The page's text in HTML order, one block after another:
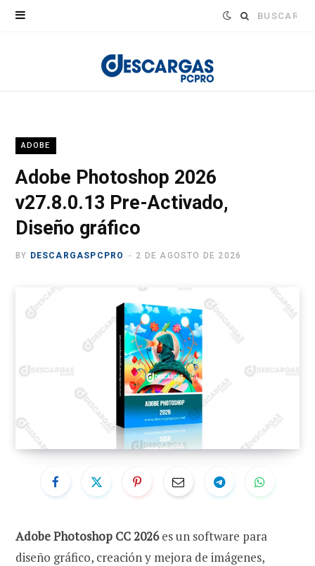
Buscar:
ADOBE
Adobe Photoshop 2026
v27.8.0.13 Pre-Activado,
Diseño gráfico
BY DESCARGASPCPRO 2 DE AGOSTO DE 2026
Adobe Photoshop CC 2026es un software para
diseño gráfico, creación y mejora de imágenes,